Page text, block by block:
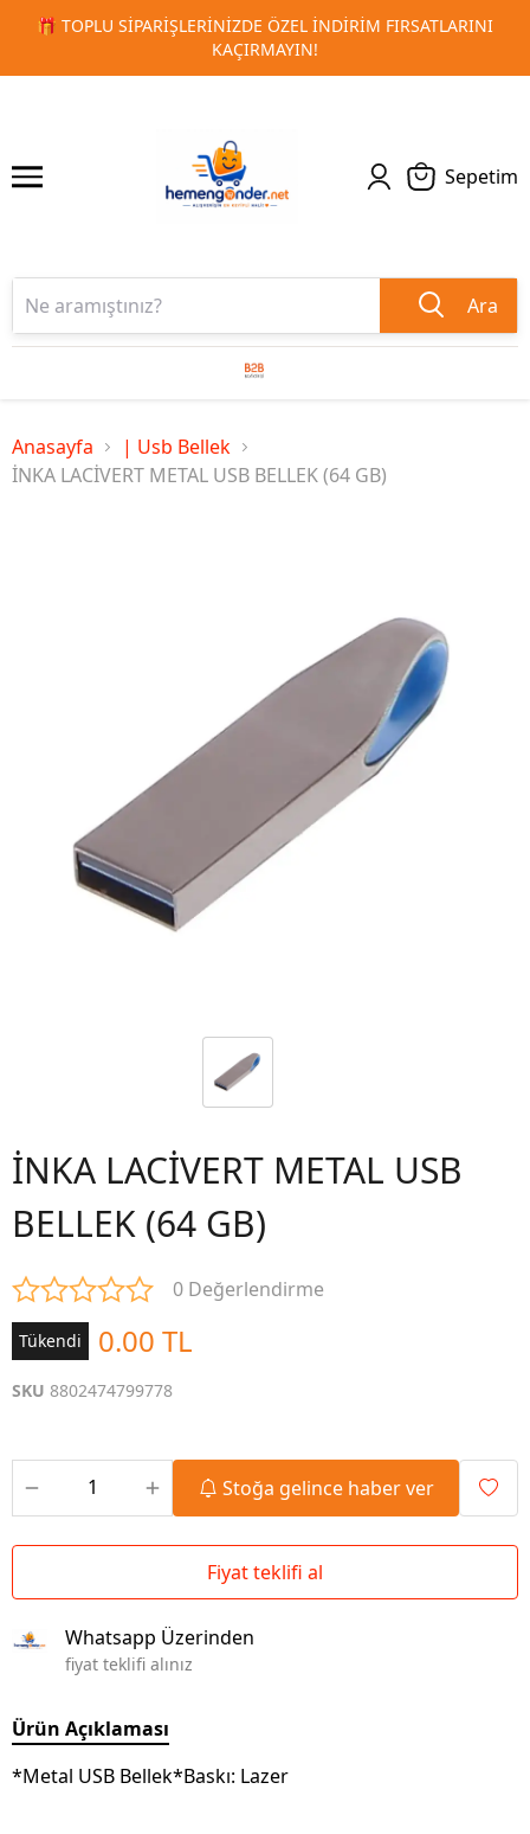
🚀 KURUMSAL PROMOSYON VE MATBAA
1 2
Sepetim
Ara
Anasayfa
| Usb Bellek
İNKA LACİVERT METAL USB BELLEK (64 GB)
İNKA LACİVERT METAL USB
BELLEK (64 GB)
0 Değerlendirme
Tükendi 0.00 TL
SKU 8802474799778
Stoğa gelince haber ver
Fiyat teklifi al
Whatsapp Üzerinden
fiyat teklifi alınız
Ürün Açıklaması
*Metal USB Bellek*Baskı: Lazer